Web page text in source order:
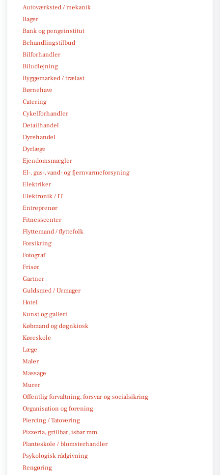
Autoværksted / mekanik
Bager
Bank og pengeinstitut
Behandlingstilbud
Bilforhandler
Biludlejning
Byggemarked / trælast
Børnehave
Catering
Cykelforhandler
Detailhandel
Dyrehandel
Dyrlæge
Ejendomsmægler
El-, gas-, vand- og fjernvarmeforsyning
Elektriker
Elektronik / IT
Entreprenør
Fitnesscenter
Flyttemand / flyttefolk
Forsikring
Fotograf
Frisør
Gartner
Guldsmed / Urmager
Hotel
Kunst og galleri
Købmand og døgnkiosk
Køreskole
Læge
Maler
Massage
Murer
Offentlig forvaltning, forsvar og socialsikring
Organisation og forening
Piercing / Tatovering
Pizzeria, grillbar, isbar mm.
Planteskole / blomsterhandler
Psykologisk rådgivning
Rengøring